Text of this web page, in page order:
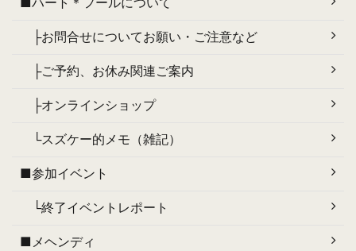
├お問合せについてお願い・ご注意など
├ご予約、お休み関連ご案内
├オンラインショップ
└スズケー的メモ（雑記）
■参加イベント
└終了イベントレポート
■メヘンディ